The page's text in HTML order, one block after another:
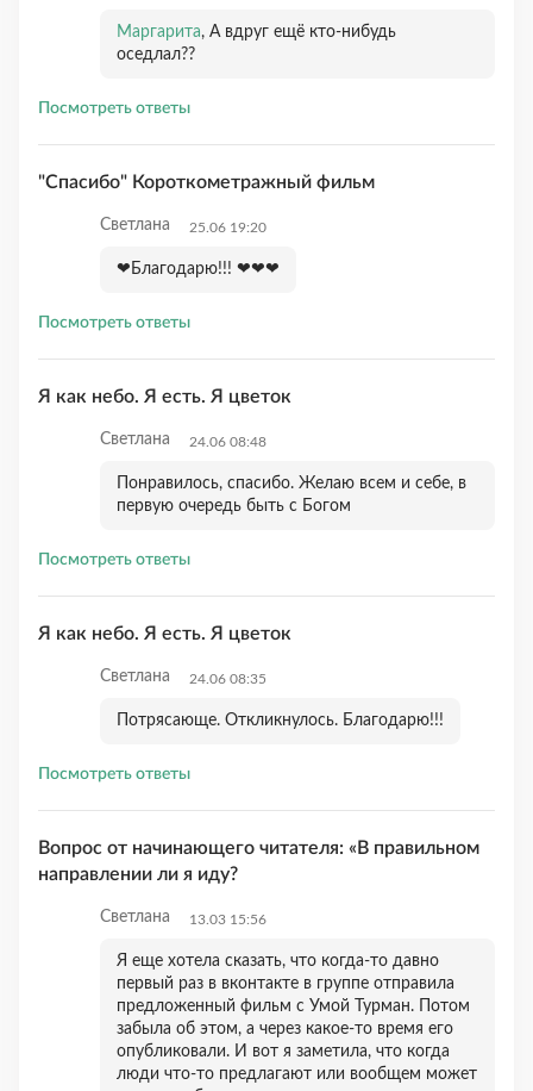
Маргарита, А вдруг ещё кто-нибудь
оседлал??
Посмотреть ответы
"Спасибо" Короткометражный фильм
Светлана 25.06 19:20
❤Благодарю!!! ❤❤❤
Посмотреть ответы
Я как небо. Я есть. Я цветок
Светлана 24.06 08:48
Понравилось, спасибо. Желаю всем и себе, в
первую очередь быть с Богом
Посмотреть ответы
Я как небо. Я есть. Я цветок
Светлана 24.06 08:35
Потрясающе. Откликнулось. Благодарю!!!
Посмотреть ответы
Вопрос от начинающего читателя: «В правильном
направлении ли я иду?
Светлана 13.03 15:56
Я еще хотела сказать, что когда-то давно
первый раз в вконтакте в группе отправила
предложенный фильм с Умой Турман. Потом
забыла об этом, а через какое-то время его
опубликовали. И вот я заметила, что когда
люди что-то предлагают или вообщем может